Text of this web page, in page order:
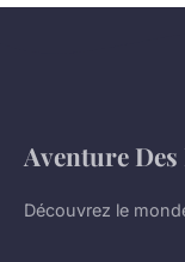
Aventure
Découvrez le